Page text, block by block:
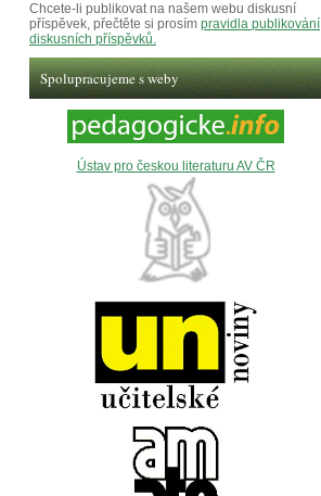
Chcete-li publikovat na našem webu diskusní
příspěvek, přečtěte si prosím pravidla publikování
diskusních příspěvků.
Spolupracujeme s weby
Ústav pro českou literaturu AV ČR